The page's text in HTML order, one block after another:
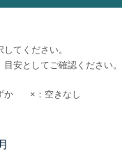
てください。
安としてご確認ください。
か ×：空きなし